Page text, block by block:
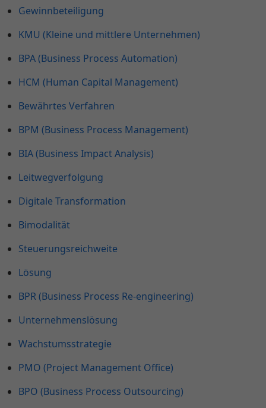
Gewinnbeteiligung
KMU (Kleine und mittlere Unternehmen)
BPA (Business Process Automation)
HCM (Human Capital Management)
Bewährtes Verfahren
BPM (Business Process Management)
BIA (Business Impact Analysis)
Leitwegverfolgung
Digitale Transformation
Bimodalität
Steuerungsreichweite
Lösung
BPR (Business Process Re-engineering)
Unternehmenslösung
Wachstumsstrategie
PMO (Project Management Office)
BPO (Business Process Outsourcing)